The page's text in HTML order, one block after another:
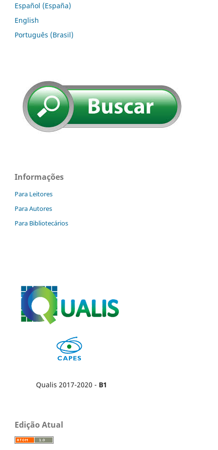
Español (España)
English
Português (Brasil)
Informações
Para Leitores
Para Autores
Para Bibliotecários
Qualis 2017-2020 - B1
Edição Atual